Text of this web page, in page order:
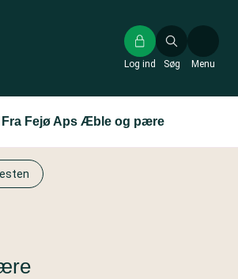
Søg
Log ind Menu
Fra Fejø Aps Æble og pære